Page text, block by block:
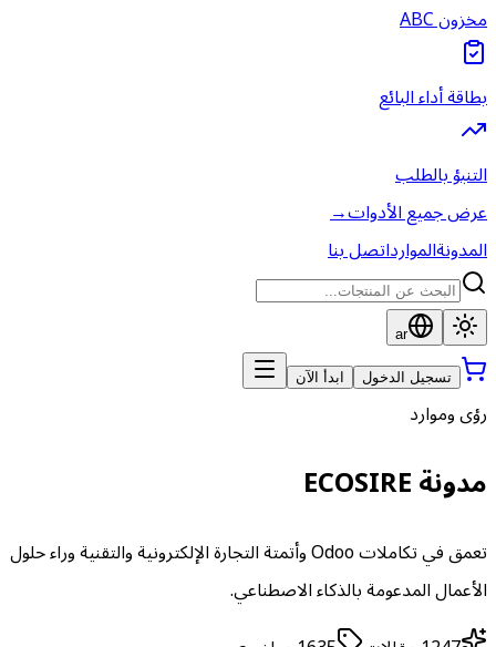
مخزون ABC
بطاقة أداء البائع
التنبؤ بالطلب
عرض جميع الأدوات→
المدونةالموارداتصل بنا
ar
تسجيل الدخول ابدأ الآن
رؤى وموارد
مدونة ECOSIRE
تعمق في تكاملات Odoo وأتمتة التجارة الإلكترونية والتقنية وراء حلول
الأعمال المدعومة بالذكاء الاصطناعي.